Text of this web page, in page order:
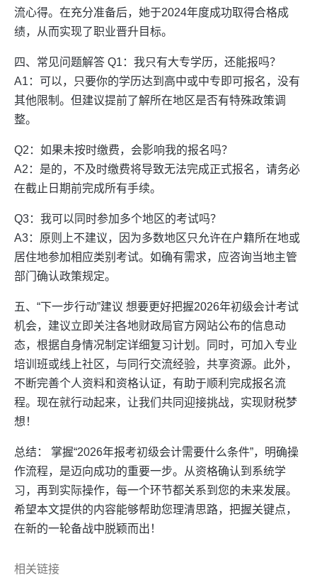
流心得。在充分准备后，她于2024年度成功取得合格成
绩，从而实现了职业晋升目标。
四、常见问题解答 Q1：我只有大专学历，还能报吗？
A1：可以，只要你的学历达到高中或中专即可报名，没有
其他限制。但建议提前了解所在地区是否有特殊政策调
整。
Q2：如果未按时缴费，会影响我的报名吗？
A2：是的，不及时缴费将导致无法完成正式报名，请务必
在截止日期前完成所有手续。
Q3：我可以同时参加多个地区的考试吗？
A3：原则上不建议，因为多数地区只允许在户籍所在地或
居住地参加相应类别考试。如确有需求，应咨询当地主管
部门确认政策规定。
五、“下一步行动”建议 想要更好把握2026年初级会计考试
机会，建议立即关注各地财政局官方网站公布的信息动
态，根据自身情况制定详细复习计划。同时，可加入专业
培训班或线上社区，与同行交流经验，共享资源。此外，
不断完善个人资料和资格认证，有助于顺利完成报名流
程。现在就行动起来，让我们共同迎接挑战，实现财税梦
想！
总结： 掌握“2026年报考初级会计需要什么条件”，明确操
作流程，是迈向成功的重要一步。从资格确认到系统学
习，再到实际操作，每一个环节都关系到您的未来发展。
希望本文提供的内容能够帮助您理清思路，把握关键点，
在新的一轮备战中脱颖而出！
相关链接